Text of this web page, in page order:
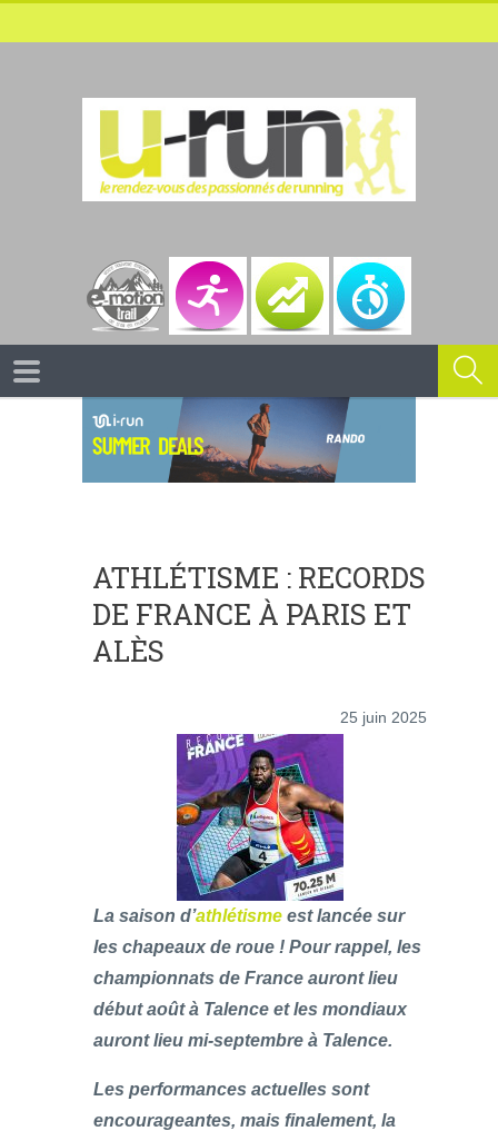
ATHLÉTISME : RECORDS
DE FRANCE À PARIS ET
ALÈS
25 juin 2025
La saison d’athlétisme est lancée sur
les chapeaux de roue ! Pour rappel, les
championnats de France auront lieu
début août à Talence et les mondiaux
auront lieu mi-septembre à Talence.
Les performances actuelles sont
encourageantes, mais finalement, la